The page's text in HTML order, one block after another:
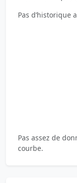
Pas d’historique
Pas assez de
courbe.